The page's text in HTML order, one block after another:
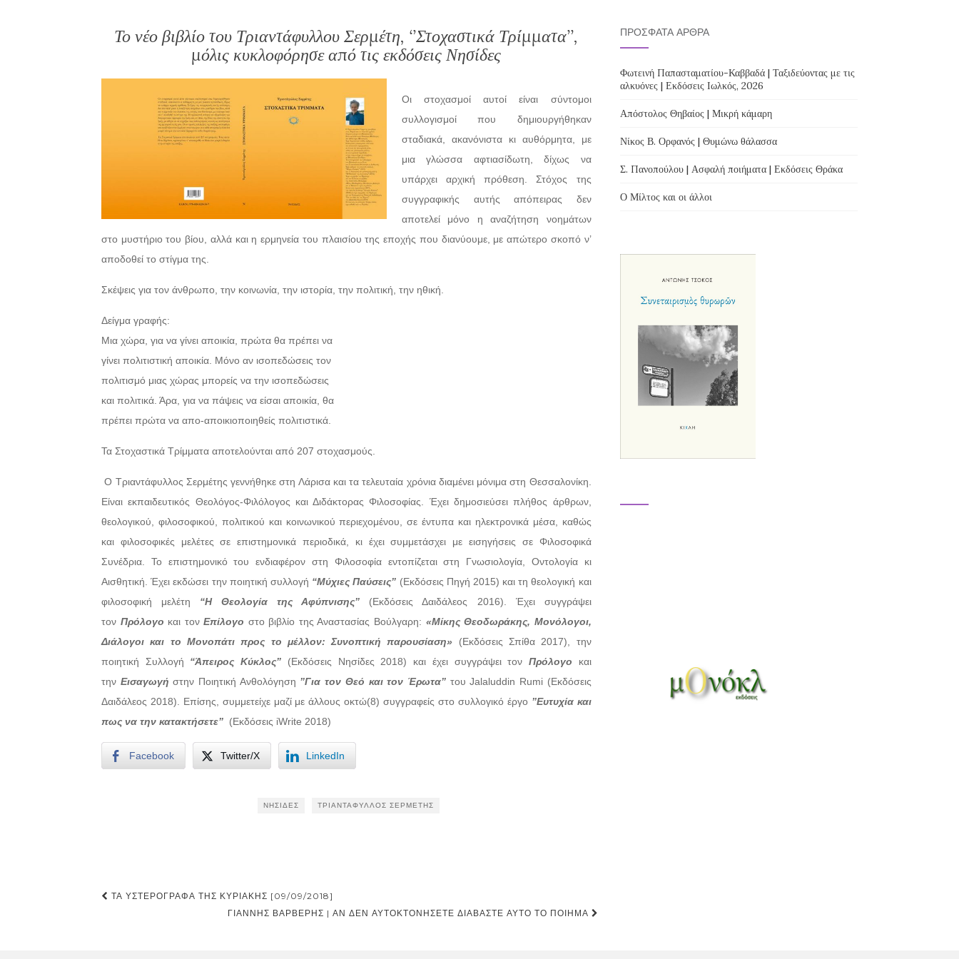
Το νέο βιβλίο του Τριαντάφυλλου Σερμέτη, ‘’Στοχαστικά Τρίμματα’’,
μόλις κυκλοφόρησε από τις εκδόσεις Νησίδες
Οι στοχασμοί αυτοί είναι σύντομοι
συλλογισμοί που δημιουργήθηκαν
σταδιακά, ακανόνιστα κι αυθόρμητα, με
μια γλώσσα αφτιασίδωτη, δίχως να
υπάρχει αρχική πρόθεση. Στόχος της
συγγραφικής αυτής απόπειρας δεν
αποτελεί μόνο η αναζήτηση νοημάτων
στο μυστήριο του βίου, αλλά και η ερμηνεία του πλαισίου της εποχής που διανύουμε, με απώτερο σκοπό ν’
αποδοθεί το στίγμα της.
Σκέψεις για τον άνθρωπο, την κοινωνία, την ιστορία, την πολιτική, την ηθική.
Δείγμα γραφής:
Μια χώρα, για να γίνει αποικία, πρώτα θα πρέπει να
γίνει πολιτιστική αποικία. Μόνο αν ισοπεδώσεις τον
πολιτισμό μιας χώρας μπορείς να την ισοπεδώσεις
και πολιτικά. Άρα, για να πάψεις να είσαι αποικία, θα
πρέπει πρώτα να απο-αποικιοποιηθείς πολιτιστικά.
Τα Στοχαστικά Τρίμματα αποτελούνται από 207 στοχασμούς.
Ο Τριαντάφυλλος Σερμέτης γεννήθηκε στη Λάρισα και τα τελευταία χρόνια διαμένει μόνιμα στη Θεσσαλονίκη.
Είναι εκπαιδευτικός Θεολόγος-Φιλόλογος και Διδάκτορας Φιλοσοφίας. Έχει δημοσιεύσει πλήθος άρθρων,
θεολογικού, φιλοσοφικού, πολιτικού και κοινωνικού περιεχομένου, σε έντυπα και ηλεκτρονικά μέσα, καθώς
και φιλοσοφικές μελέτες σε επιστημονικά περιοδικά, κι έχει συμμετάσχει με εισηγήσεις σε Φιλοσοφικά
Συνέδρια. Το επιστημονικό του ενδιαφέρον στη Φιλοσοφία εντοπίζεται στη Γνωσιολογία, Οντολογία κι
Αισθητική. Έχει εκδώσει την ποιητική συλλογή “Μύχιες Παύσεις” (Εκδόσεις Πηγή 2015) και τη θεολογική και
φιλοσοφική μελέτη “Η Θεολογία της Αφύπνισης” (Εκδόσεις Δαιδάλεος 2016). Έχει συγγράψει
τον Πρόλογο και τονΕπίλογο στο βιβλίο της Αναστασίας Βούλγαρη: «Μίκης Θεοδωράκης, Μονόλογοι,
Διάλογοι και το Μονοπάτι προς το μέλλον: Συνοπτική παρουσίαση» (Εκδόσεις Σπίθα 2017), την
ποιητική Συλλογή
“Άπειρος Κύκλος” (Εκδόσεις Νησίδες 2018) και έχει συγγράψει τον Πρόλογο
και
την Εισαγωγή στην Ποιητική Ανθολόγηση ”Για τον Θεό και τον Έρωτα” του Jalaluddin Rumi (Εκδόσεις
Δαιδάλεος 2018). Επίσης, συμμετείχε μαζί με άλλους οκτώ(8) συγγραφείς στο συλλογικό έργο ”Ευτυχία και
πως να την κατακτήσετε” (Εκδόσεις iWrite 2018)
Facebook Twitter/X LinkedIn
ΝΗΣΊΔΕΣ ΤΡΙΑΝΤΆΦΥΛΛΟΣ ΣΕΡΜΈΤΗΣ
Post
ΤΑ ΥΣΤΕΡΌΓΡΑΦΑ ΤΗΣ ΚΥΡΙΑΚΉΣ [09/09/2018]
ΓΙΆΝΝΗΣ ΒΑΡΒΈΡΗΣ | ἌΝ ΔΈΝ ΑΥ̓ΤΟΚΤΟΝΉΣΕΤΕ ΔΙΑΒΆΣΤΕ ΑΥ̓ΤΌ ΤΌ ΠΟΊΗΜΑ
ΠΡΌΣΦΑΤΑ ΆΡΘΡΑ
Φωτεινή Παπασταματίου-Καββαδά | Ταξιδεύοντας με τις
αλκυόνες | Εκδόσεις Ιωλκός, 2026
Απόστολος Θηβαίος | Μικρή κάμαρη
Νίκος Β. Ορφανός | Θυμώνω θάλασσα
Σ. Πανοπούλου | Ασφαλή ποιήματα | Εκδόσεις Θράκα
Ο Μίλτος και οι άλλοι